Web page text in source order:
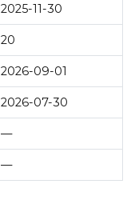
2025-11-30
20
2026-09-01
2026-07-30
—
—